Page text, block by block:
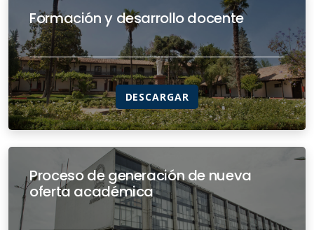
Formación y desarrollo docente
DESCARGAR
Proceso de generación de nueva
oferta académica